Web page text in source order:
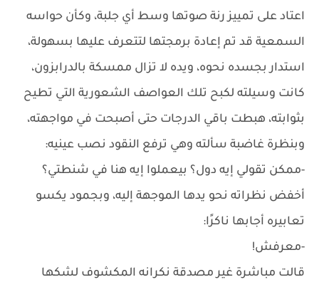
اعتاد على تمييز رنة صوتها وسط أي جلبة، وكأن حواسه
السمعية قد تم إعادة برمجتها لتتعرف عليها بسهولة،
استدار بجسده نحوه، ويده لا تزال ممسكة بالدرابزون،
كانت وسيلته لكبح تلك العواصف الشعورية التي تطيح
بثوابته، هبطت باقي الدرجات حتى أصبحت في مواجهته،
وبنظرة غاضبة سألته وهي ترفع النقود نصب عينيه:
-ممكن تقولي إيه دول؟ بيعملوا إيه هنا في شنطتي؟
أخفض نظراته نحو يدها الموجهة إليه، وبجمود يكسو
تعابيره أجابها ناكرًا:
-معرفش!
قالت مباشرة غير مصدقة نكرانه المكشوف لشكها